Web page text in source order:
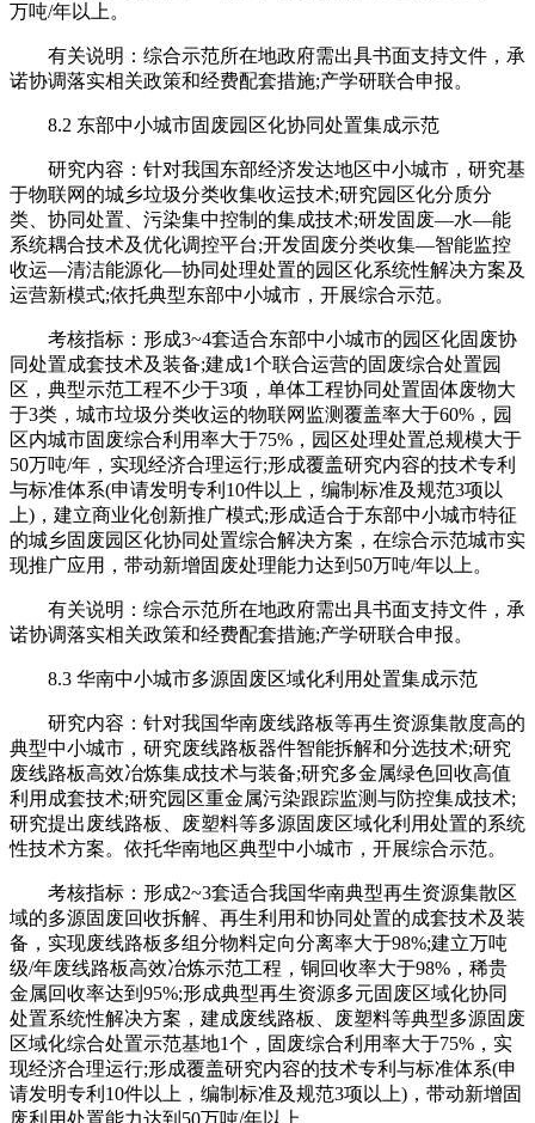
万吨/年以上。
有关说明：综合示范所在地政府需出具书面支持文件，承
诺协调落实相关政策和经费配套措施;产学研联合申报。
8.2 东部中小城市固废园区化协同处置集成示范
研究内容：针对我国东部经济发达地区中小城市，研究基
于物联网的城乡垃圾分类收集收运技术;研究园区化分质分
类、协同处置、污染集中控制的集成技术;研发固废—水—能
系统耦合技术及优化调控平台;开发固废分类收集—智能监控
收运—清洁能源化—协同处理处置的园区化系统性解决方案及
运营新模式;依托典型东部中小城市，开展综合示范。
考核指标：形成3~4套适合东部中小城市的园区化固废协
同处置成套技术及装备;建成1个联合运营的固废综合处置园
区，典型示范工程不少于3项，单体工程协同处置固体废物大
于3类，城市垃圾分类收运的物联网监测覆盖率大于60%，园
区内城市固废综合利用率大于75%，园区处理处置总规模大于
50万吨/年，实现经济合理运行;形成覆盖研究内容的技术专利
与标准体系(申请发明专利10件以上，编制标准及规范3项以
上)，建立商业化创新推广模式;形成适合于东部中小城市特征
的城乡固废园区化协同处置综合解决方案，在综合示范城市实
现推广应用，带动新增固废处理能力达到50万吨/年以上。
有关说明：综合示范所在地政府需出具书面支持文件，承
诺协调落实相关政策和经费配套措施;产学研联合申报。
8.3 华南中小城市多源固废区域化利用处置集成示范
研究内容：针对我国华南废线路板等再生资源集散度高的
典型中小城市，研究废线路板器件智能拆解和分选技术;研究
废线路板高效冶炼集成技术与装备;研究多金属绿色回收高值
利用成套技术;研究园区重金属污染跟踪监测与防控集成技术;
研究提出废线路板、废塑料等多源固废区域化利用处置的系统
性技术方案。依托华南地区典型中小城市，开展综合示范。
考核指标：形成2~3套适合我国华南典型再生资源集散区
域的多源固废回收拆解、再生利用和协同处置的成套技术及装
备，实现废线路板多组分物料定向分离率大于98%;建立万吨
级/年废线路板高效冶炼示范工程，铜回收率大于98%，稀贵
金属回收率达到95%;形成典型再生资源多元固废区域化协同
处置系统性解决方案，建成废线路板、废塑料等典型多源固废
区域化综合处置示范基地1个，固废综合利用率大于75%，实
现经济合理运行;形成覆盖研究内容的技术专利与标准体系(申
请发明专利10件以上，编制标准及规范3项以上)，带动新增固
废利用处置能力达到50万吨/年以上。